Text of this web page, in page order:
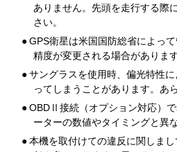
ありません。先頭を走行する際
さい。
●GPS衛星は米国国防総省によっ
精度が変更される場合があります
●サングラスを使用時、偏光特性
ってしまうことがあります。あ
●OBDⅡ接続（オプション対応）
ーターの数値やタイミングと異
●本機を取付けての違反に関しま